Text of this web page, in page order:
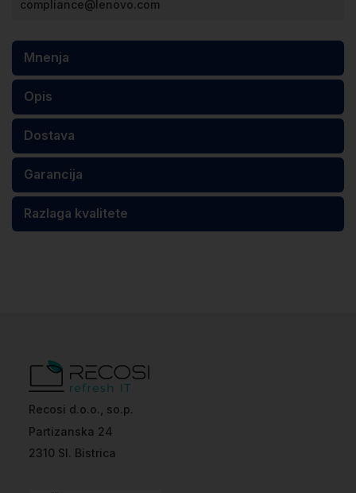
compliance@lenovo.com
Mnenja
Opis
Dostava
Garancija
Razlaga kvalitete
Recosi d.o.o., so.p.
Partizanska 24
2310 Sl. Bistrica